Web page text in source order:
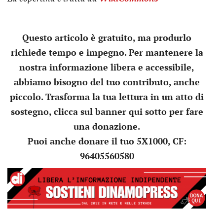
Questo articolo è gratuito, ma produrlo
richiede tempo e impegno. Per mantenere la
nostra informazione libera e accessibile,
abbiamo bisogno del tuo contributo, anche
piccolo. Trasforma la tua lettura in un atto di
sostegno, clicca sul banner qui sotto per fare
una donazione.
Puoi anche donare il tuo 5X1000, CF:
96405560580